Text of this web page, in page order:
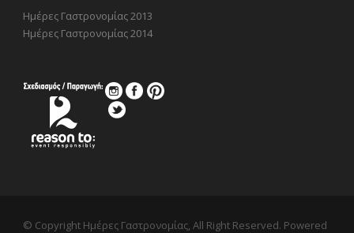
Ημέρες Γαστρονομίας 2013
Ημέρες Γαστρονομίας 2014
© Copyright Ημέρες Γαστρονομίας, All Right Reserved. Powered